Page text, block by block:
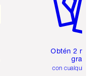
Obtén 2
gratis
con